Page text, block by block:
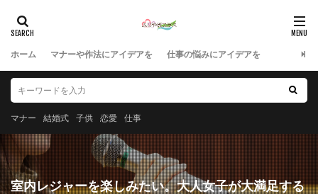
ホーム マナーや作法にアイデアを 仕事の悩みにアイデアを
マナー 結婚式 子供 恋愛 仕事
室内レジャーを楽しみたい。大人女子が大満足する